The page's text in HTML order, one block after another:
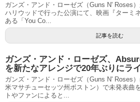
ガンズ・アンド・ローゼズ（Guns N' Roses
ハリウッドで行った公演にて、映画『ターミ
ある「You Co...
記事を読む
ガンズ・アンド・ローゼズ、
を新たなアレンジで20年ぶりにラ
ガンズ・アンド・ローゼズ（Guns N' Roses
米マサチューセッツ州ボストン）で未発表曲
トやファンによると...